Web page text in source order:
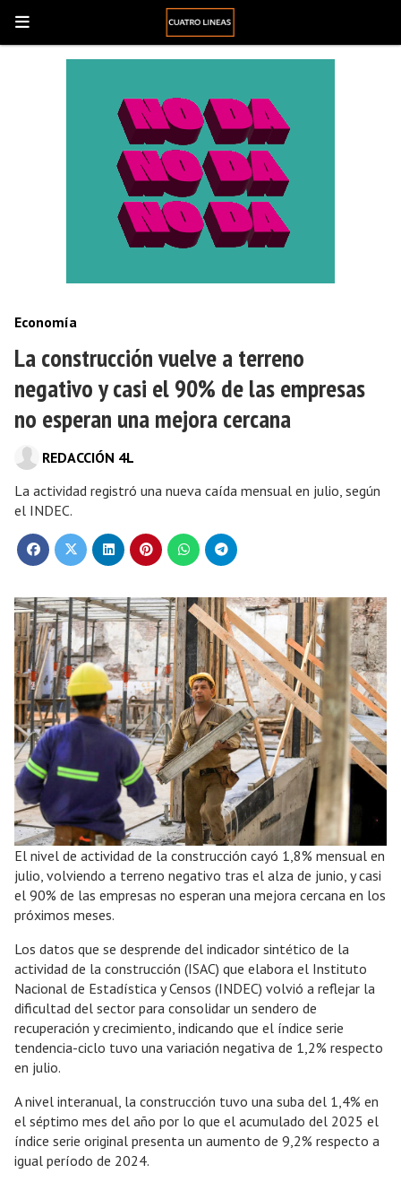
La construcción vuelve a terreno
negativo y casi el 90% de las empresas
no esperan una mejora cercana
La actividad registró una nueva caída mensual en julio, según
el INDEC.
Economía
REDACCIÓN 4L
El nivel de actividad de la construcción cayó 1,8% mensual en
julio, volviendo a terreno negativo tras el alza de junio, y casi
el 90% de las empresas no esperan una mejora cercana en los
próximos meses.
Los datos que se desprende del indicador sintético de la
actividad de la construcción (ISAC) que elabora el Instituto
Nacional de Estadística y Censos (INDEC) volvió a reflejar la
dificultad del sector para consolidar un sendero de
recuperación y crecimiento, indicando que el índice serie
tendencia-ciclo tuvo una variación negativa de 1,2% respecto
en julio.
A nivel interanual, la construcción tuvo una suba del 1,4% en
el séptimo mes del año por lo que el acumulado del 2025 el
índice serie original presenta un aumento de 9,2% respecto a
igual período de 2024.